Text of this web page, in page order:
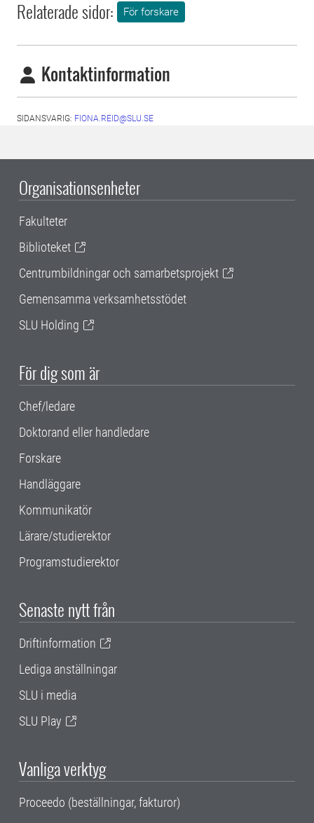
Relaterade sidor: För forskare
Kontaktinformation
SIDANSVARIG: FIONA.REID@SLU.SE
Organisationsenheter
Fakulteter
Biblioteket
Centrumbildningar och samarbetsprojekt
Gemensamma verksamhetsstödet
SLU Holding
För dig som är
Chef/ledare
Doktorand eller handledare
Forskare
Handläggare
Kommunikatör
Lärare/studierektor
Programstudierektor
Senaste nytt från
Driftinformation
Lediga anställningar
SLU i media
SLU Play
Vanliga verktyg
Proceedo (beställningar, fakturor)